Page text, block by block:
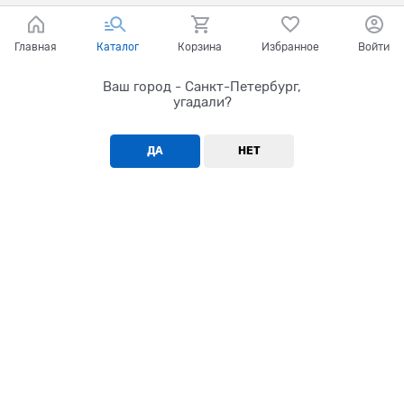
Главная Каталог Корзина Избранное Войти
Ваш город - Санкт-Петербург,
угадали?
ДА НЕТ